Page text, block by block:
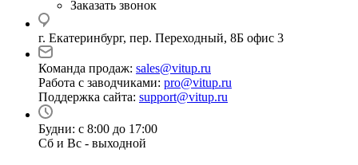
Заказать звонок
г. Екатеринбург, пер. Переходный, 8Б офис 3
Команда продаж: sales@vitup.ru
Работа с заводчиками: pro@vitup.ru
Поддержка сайта: support@vitup.ru
Будни: с 8:00 до 17:00
Сб и Вс - выходной